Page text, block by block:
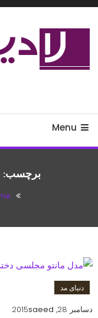
Skip
Menu
برچسب:
دنیای مد
دسامبر 28, 2015
saeed